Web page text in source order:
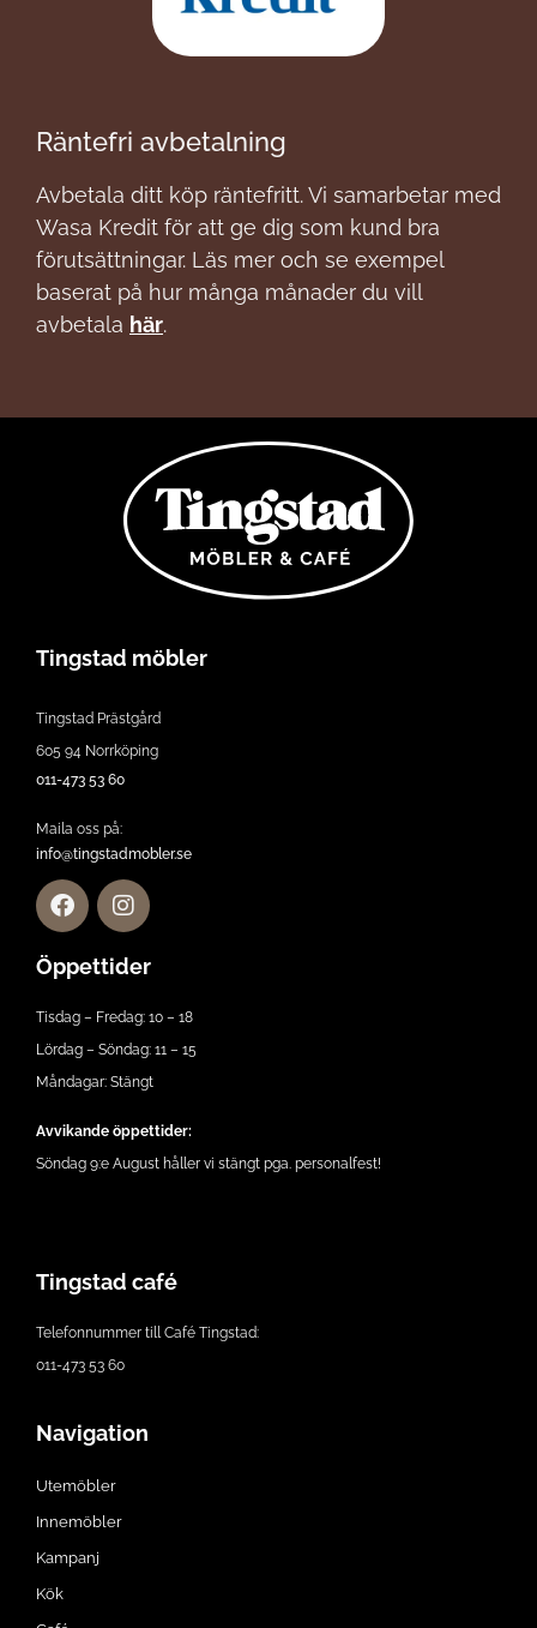
Räntefri avbetalning
Avbetala ditt köp räntefritt. Vi samarbetar med
Wasa Kredit för att ge dig som kund bra
förutsättningar. Läs mer och se exempel
baserat på hur många månader du vill
avbetala här.
Tingstad möbler
Tingstad Prästgård
605 94 Norrköping
011-473 53 60
Maila oss på:
info@tingstadmobler.se
Öppettider
Tisdag – Fredag: 10 – 18
Lördag – Söndag: 11 – 15
Måndagar: Stängt
Avvikande öppettider:
Söndag 9:e August håller vi stängt pga. personalfest!
Tingstad café
Telefonnummer till Café Tingstad:
011-473 53 60
Navigation
Utemöbler
Innemöbler
Kampanj
Kök